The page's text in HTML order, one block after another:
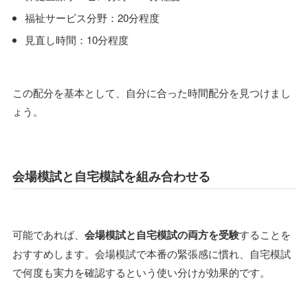
福祉サービス分野：20分程度
見直し時間：10分程度
この配分を基本として、自分に合った時間配分を見つけまし
ょう。
会場模試と自宅模試を組み合わせる
可能であれば、 会場模試と自宅模試の両方を受験することを
おすすめします。会場模試で本番の緊張感に慣れ、自宅模試
で何度も実力を確認するという使い分けが効果的です。